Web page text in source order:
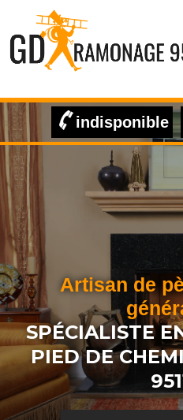
indisponible
Artisan de
SPÉCIALISTE
PIED DE